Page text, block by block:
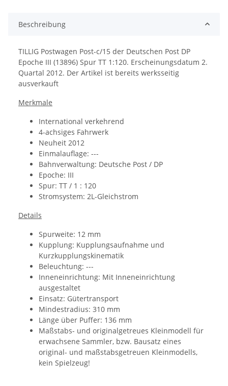
Beschreibung
TILLIG Postwagen Post-c/15 der Deutschen Post DP
Epoche III (13896) Spur TT 1:120. Erscheinungsdatum 2.
Quartal 2012. Der Artikel ist bereits werksseitig
ausverkauft
Merkmale
International verkehrend
4-achsiges Fahrwerk
Neuheit 2012
Einmalauflage: ---
Bahnverwaltung: Deutsche Post / DP
Epoche: III
Spur: TT / 1 : 120
Stromsystem: 2L-Gleichstrom
Details
Spurweite: 12 mm
Kupplung: Kupplungsaufnahme und
Kurzkupplungskinematik
Beleuchtung: ---
Inneneinrichtung: Mit Inneneinrichtung
ausgestaltet
Einsatz: Gütertransport
Mindestradius: 310 mm
Länge über Puffer: 136 mm
Maßstabs- und originalgetreues Kleinmodell für
erwachsene Sammler, bzw. Bausatz eines
original- und maßstabsgetreuen Kleinmodells,
kein Spielzeug!